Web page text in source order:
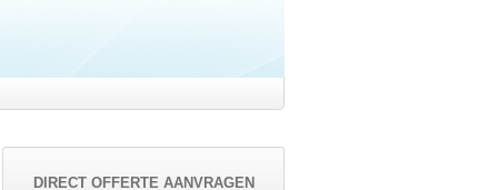
DIRECT OFFERTE AANVRAGEN